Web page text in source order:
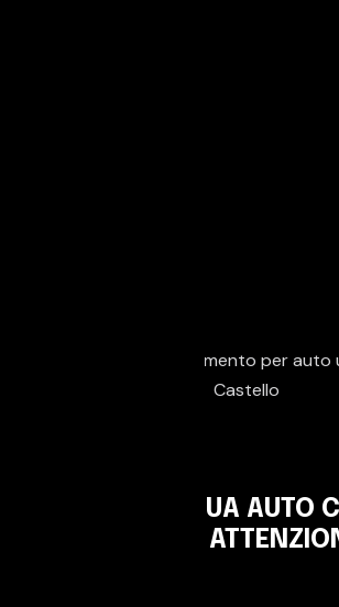
VALUTIAMO LA TUA AUTO
TRASPARENZA E